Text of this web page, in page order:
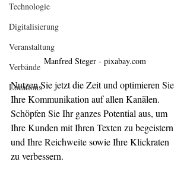
Technologie
Digitalisierung
Veranstaltung
Verbände
Locations
Manfred Steger - pixabay.com
Nutzen Sie jetzt die Zeit und optimieren Sie
Ihre Kommunikation auf allen Kanälen.
Schöpfen Sie Ihr ganzes Potential aus, um
Ihre Kunden mit Ihren Texten zu begeistern
und Ihre Reichweite sowie Ihre Klickraten
zu verbessern.